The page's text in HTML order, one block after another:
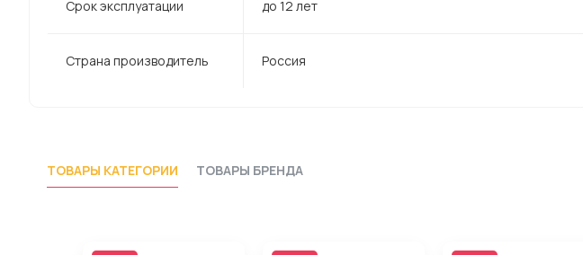
Срок эксплуатации до 12 лет
Страна производитель Россия
ТОВАРЫ КАТЕГОРИИ ТОВАРЫ БРЕНДА